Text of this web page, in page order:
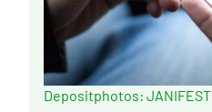
Depositphotos: JANIFEST